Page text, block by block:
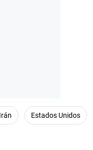
Irán Estados Unidos